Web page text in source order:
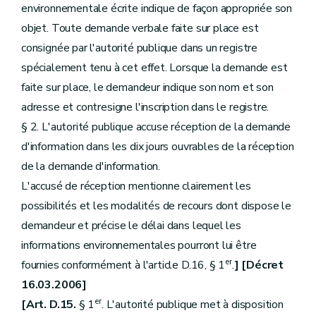
environnementale écrite indique de façon appropriée son
objet. Toute demande verbale faite sur place est
consignée par l'autorité publique dans un registre
spécialement tenu à cet effet. Lorsque la demande est
faite sur place, le demandeur indique son nom et son
adresse et contresigne l'inscription dans le registre.
§ 2. L'autorité publique accuse réception de la demande
d'information dans les dix jours ouvrables de la réception
de la demande d'information.
L'accusé de réception mentionne clairement les
possibilités et les modalités de recours dont dispose le
demandeur et précise le délai dans lequel les
informations environnementales pourront lui être
fournies conformément à l'article D.16, § 1er.] [Décret
16.03.2006]
[Art. D.15. § 1er. L'autorité publique met à disposition